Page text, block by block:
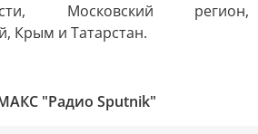
Московский регион,
Крым и Татарстан.
"Радио Sputnik"